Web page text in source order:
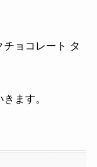
ョコレート タ
ます。